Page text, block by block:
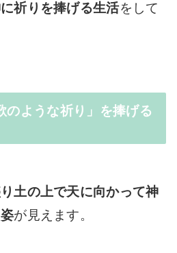
祈りを捧げる生活をして
のような祈り」を捧げる
土の上で天に向かって神
が見えます。